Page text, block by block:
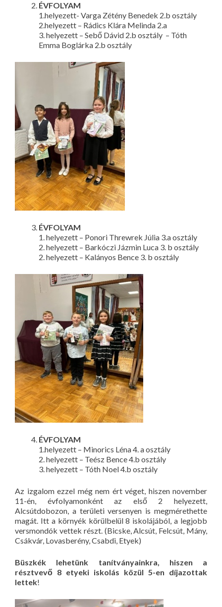
ÉVFOLYAM
1.helyezett- Varga Zétény Benedek 2.b osztály
2.helyezett – Rádics Klára Melinda 2.a
3. helyezett – Sebő Dávid 2.b osztály – Tóth
Emma Boglárka 2.b osztály
ÉVFOLYAM
1. helyezett – Ponori Threwrek Júlia 3.a osztály
2. helyezett – Barkóczi Jázmin Luca 3. b osztály
2. helyezett – Kalányos Bence 3. b osztály
ÉVFOLYAM
1.helyezett – Minorics Léna 4. a osztály
2. helyezett – Teész Bence 4.b osztály
3. helyezett – Tóth Noel 4.b osztály
Az izgalom ezzel még nem ért véget, hiszen november
11-én, évfolyamonként az első 2 helyezett,
Alcsútdobozon, a területi versenyen is megmérethette
magát. Itt a környék körülbelül 8 iskolájából, a legjobb
versmondók vettek részt. (Bicske, Alcsút, Felcsút, Mány,
Csákvár, Lovasberény, Csabdi, Etyek)
Büszkék lehetünk tanítványainkra, hiszen a
résztvevő 8 etyeki iskolás közül 5-en díjazottak
lettek!